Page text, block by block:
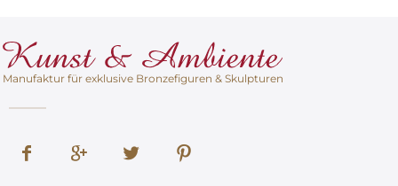
Manufaktur für exklusive Bronzefiguren & Skulpturen